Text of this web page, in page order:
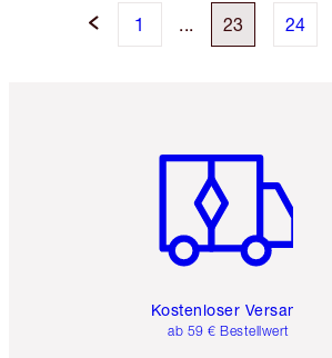
1 23 24
Kostenloser Versand
ab 59 € Bestellwert